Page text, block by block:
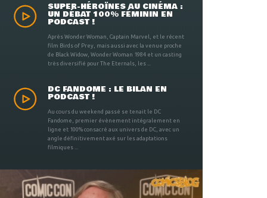
SUPER-HÉROÏNES AU CINÉMA :
UN DÉBAT 100% FÉMININ EN
PODCAST !
Après Wonder Woman, Captain Marvel, et le récent
film Birds of Prey, mais aussi avec la venue proche
de Black Widow, Wonder Woman 1984 et un casting
très diversifié pour The Eternals, les ...
DC FANDOME : LE BILAN EN
PODCAST !
Au cours du weekend passé se tenait le DC
Fandome, premier évènement intégralement en
ligne et 100% consacré aux univers de DC, avec un
angle définitivement axé sur les adaptations
filmiques ...